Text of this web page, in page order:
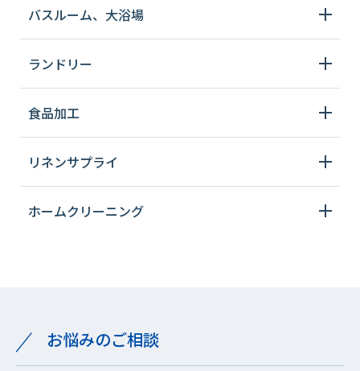
バスルーム、大浴場
ランドリー
食品加工
リネンサプライ
ホームクリーニング
お悩みのご相談